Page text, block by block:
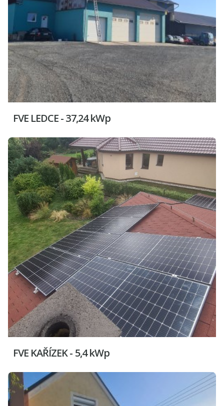
FVE LEDCE - 37,24 kWp
FVE KAŘÍZEK - 5,4 kWp